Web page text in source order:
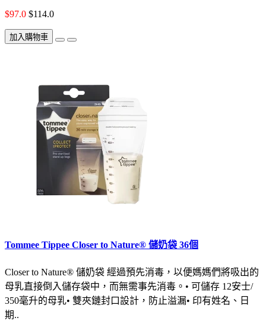
$97.0 $114.0
加入購物車
Tommee Tippee Closer to Nature® 儲奶袋 36個
Closer to Nature® 儲奶袋 經過預先消毒，以便媽媽們將吸出的
母乳直接倒入儲存袋中，而無需事先消毒。• 可儲存 12安士/
350毫升的母乳• 雙夾鏈封口設計，防止溢漏• 印有姓名、日
期..